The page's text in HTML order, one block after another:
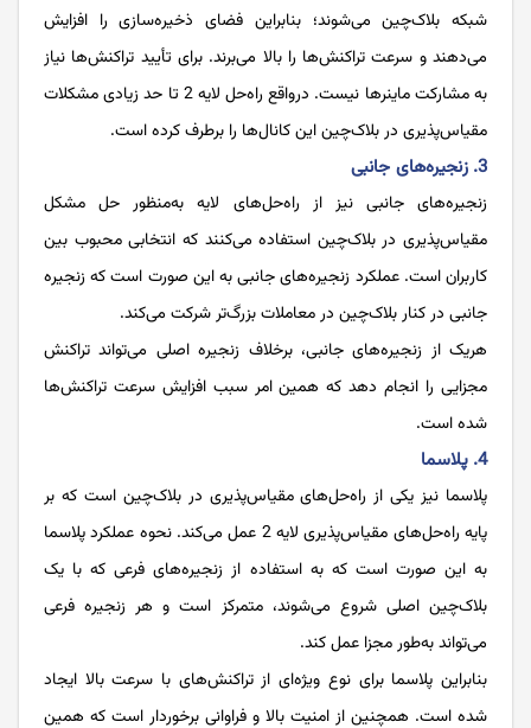
شبکه بلاک‌چین می‌شوند؛ بنابراین فضای ذخیره‌سازی را افزایش
می‌دهند و سرعت تراکنش‌ها را بالا می‌برند. برای تأیید تراکنش‌ها نیاز
به مشارکت ماینرها نیست. درواقع راه‌حل لایه 2 تا حد زیادی مشکلات
مقیاس‌پذیری در بلاک‌چین این کانال‌ها را برطرف کرده است.
3. زنجیره‌های جانبی
زنجیره‌های جانبی نیز از راه‌حل‌های لایه به‌منظور حل مشکل
مقیاس‌پذیری در بلاک‌چین استفاده می‌کنند که انتخابی محبوب بین
کاربران است. عملکرد زنجیره‌های جانبی به این صورت است که زنجیره
جانبی در کنار بلاک‌چین در معاملات بزرگ‌تر شرکت می‌کند.
هریک از زنجیره‌های جانبی، برخلاف زنجیره اصلی می‌تواند تراکنش
مجزایی را انجام دهد که همین امر سبب افزایش سرعت تراکنش‌ها
شده است.
4. پلاسما
پلاسما نیز یکی از راه‌حل‌های مقیاس‌پذیری در بلاک‌چین است که بر
پایه راه‌حل‌های مقیاس‌پذیری لایه 2 عمل می‌کند. نحوه عملکرد پلاسما
به این صورت است که به استفاده از زنجیره‌های فرعی که با یک
بلاک‌چین اصلی شروع می‌شوند، متمرکز است و هر زنجیره فرعی
می‌تواند به‌طور مجزا عمل کند.
بنابراین پلاسما برای نوع ویژه‌ای از تراکنش‌های با سرعت بالا ایجاد
شده‌ است. همچنین از امنیت بالا و فراوانی برخوردار است که همین